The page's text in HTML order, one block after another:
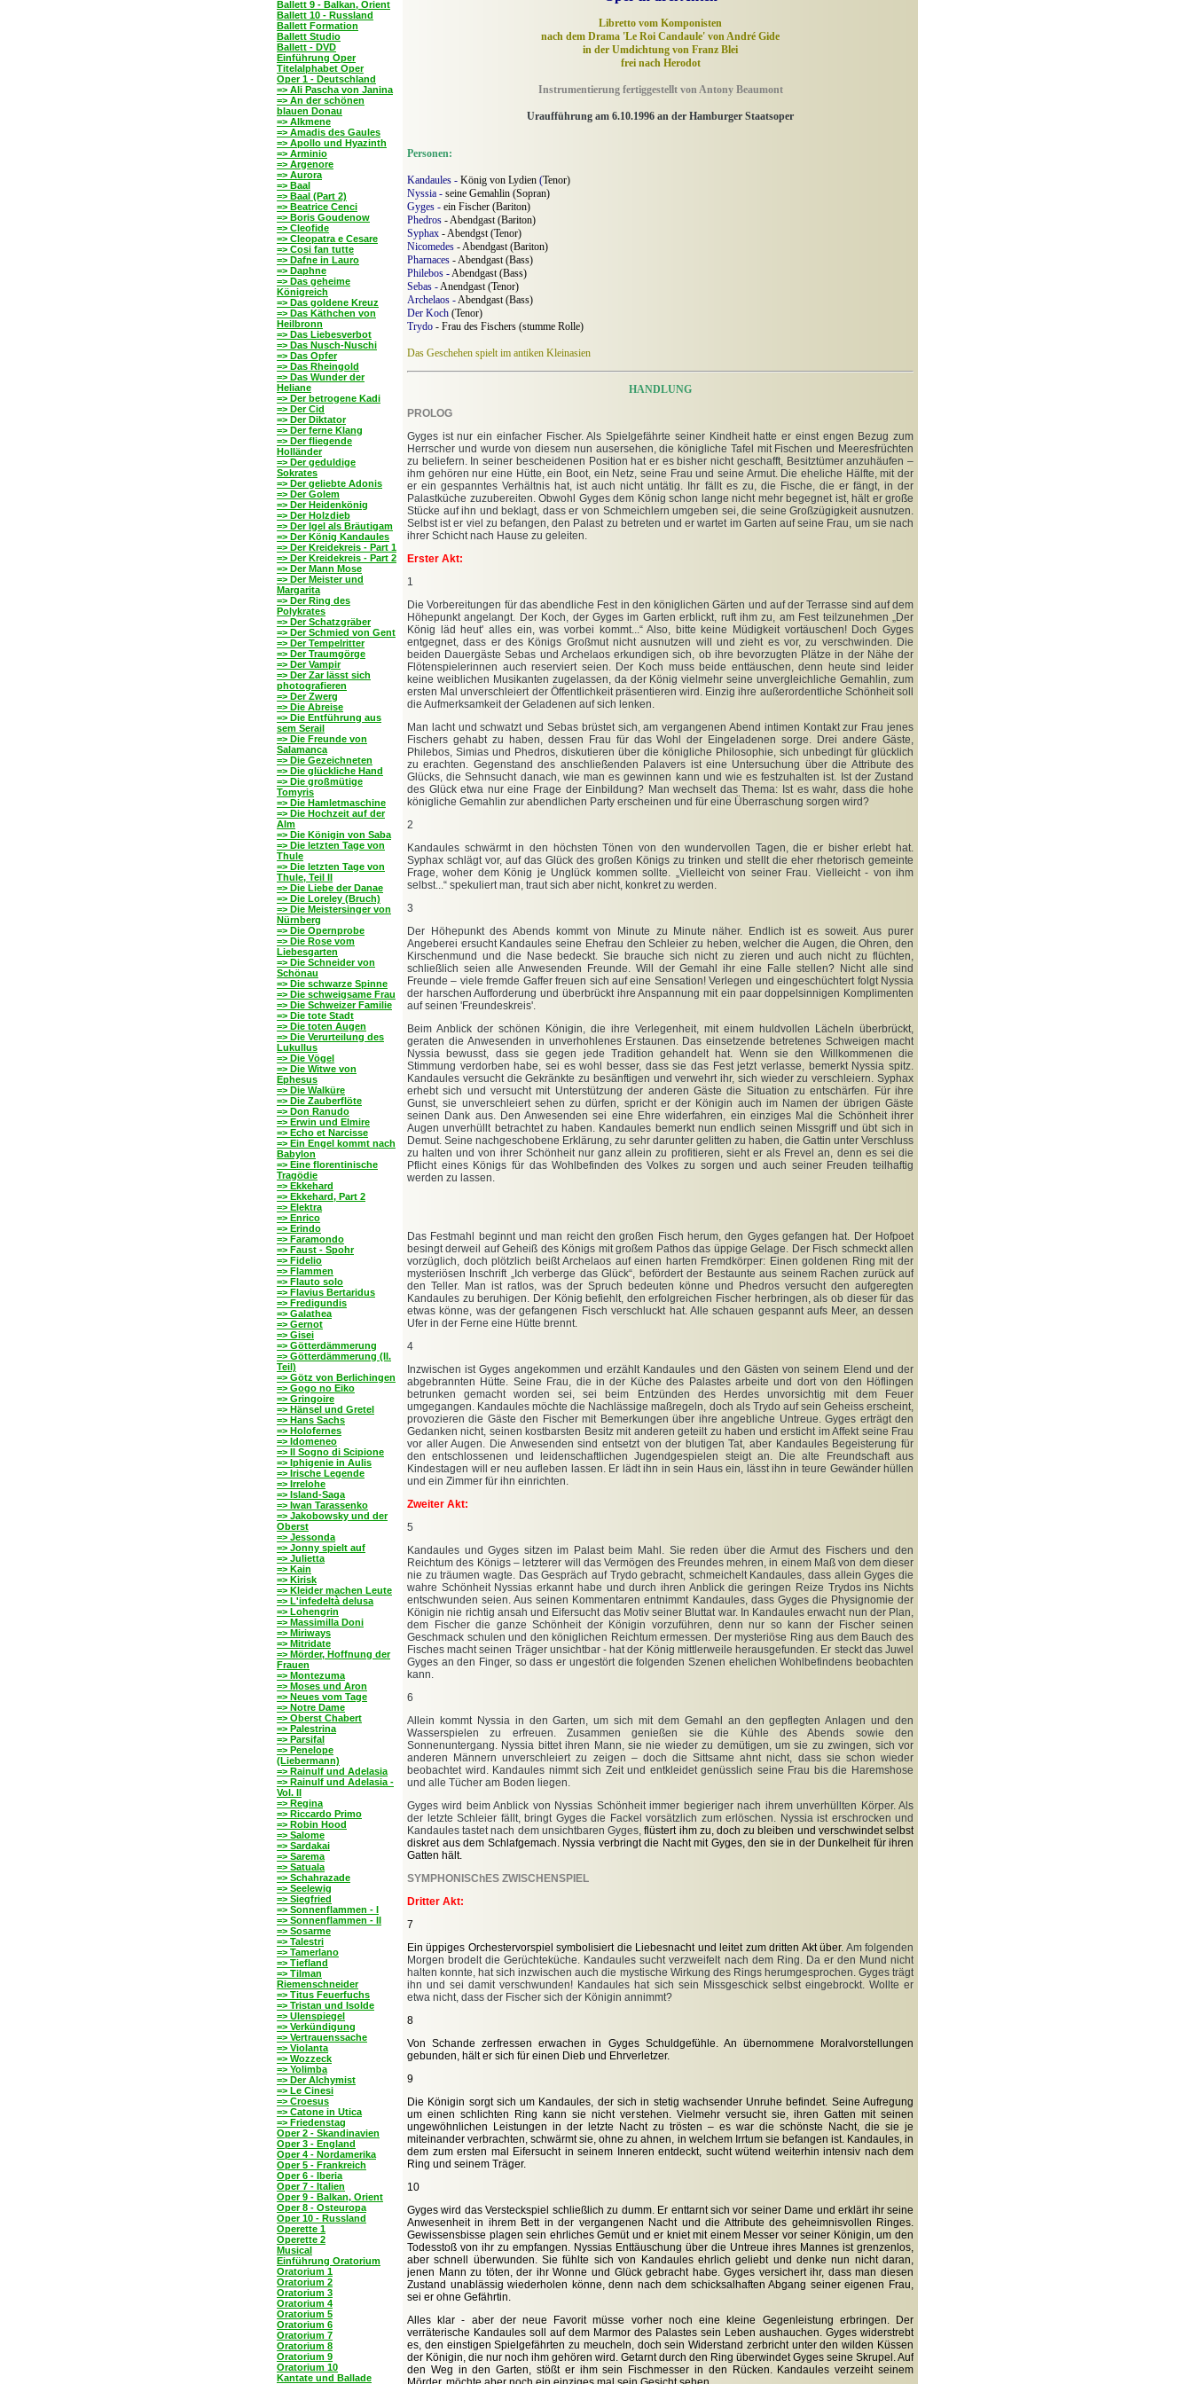
Ballett 9 - Balkan, Orient
Ballett 10 - Russland
Ballett Formation
Ballett Studio
Ballett - DVD
Einführung Oper
Titelalphabet Oper
Oper 1 - Deutschland
=> Ali Pascha von Janina
=> An der schönen
blauen Donau
=> Alkmene
=> Amadis des Gaules
=> Apollo und Hyazinth
=> Arminio
=> Argenore
=> Aurora
=> Baal
=> Baal (Part 2)
=> Beatrice Cenci
=> Boris Goudenow
=> Cleofide
=> Cleopatra e Cesare
=> Cosi fan tutte
=> Dafne in Lauro
=> Daphne
=> Das geheime
Königreich
=> Das goldene Kreuz
=> Das Käthchen von
Heilbronn
=> Das Liebesverbot
=> Das Nusch-Nuschi
=> Das Opfer
=> Das Rheingold
=> Das Wunder der
Heliane
=> Der betrogene Kadi
=> Der Cid
=> Der Diktator
=> Der ferne Klang
=> Der fliegende
Holländer
=> Der geduldige
Sokrates
=> Der geliebte Adonis
=> Der Golem
=> Der Heidenkönig
=> Der Holzdieb
=> Der Igel als Bräutigam
=> Der König Kandaules
=> Der Kreidekreis - Part 1
=> Der Kreidekreis - Part 2
=> Der Mann Mose
=> Der Meister und
Margarita
=> Der Ring des
Polykrates
=> Der Schatzgräber
=> Der Schmied von Gent
=> Der Tempelritter
=> Der Traumgörge
=> Der Vampir
=> Der Zar lässt sich
photografieren
=> Der Zwerg
=> Die Abreise
=> Die Entführung aus
sem Serail
=> Die Freunde von
Salamanca
=> Die Gezeichneten
=> Die glückliche Hand
=> Die großmütige
Tomyris
=> Die Hamletmaschine
=> Die Hochzeit auf der
Alm
=> Die Königin von Saba
=> Die letzten Tage von
Thule
=> Die letzten Tage von
Thule, Teil II
=> Die Liebe der Danae
=> Die Loreley (Bruch)
=> Die Meistersinger von
Nürnberg
=> Die Opernprobe
=> Die Rose vom
Liebesgarten
=> Die Schneider von
Schönau
=> Die schwarze Spinne
=> Die schweigsame Frau
=> Die Schweizer Familie
=> Die tote Stadt
=> Die toten Augen
=> Die Verurteilung des
Lukullus
=> Die Vögel
=> Die Witwe von
Ephesus
=> Die Walküre
=> Die Zauberflöte
=> Don Ranudo
=> Erwin und Elmire
=> Echo et Narcisse
=> Ein Engel kommt nach
Babylon
=> Eine florentinische
Tragödie
=> Ekkehard
=> Ekkehard, Part 2
=> Elektra
=> Enrico
=> Erindo
=> Faramondo
=> Faust - Spohr
=> Fidelio
=> Flammen
=> Flauto solo
=> Flavius Bertaridus
=> Fredigundis
=> Galathea
=> Gernot
=> Gisei
=> Götterdämmerung
=> Götterdämmerung (II.
Teil)
=> Götz von Berlichingen
=> Gogo no Eiko
=> Gringoire
=> Hänsel und Gretel
=> Hans Sachs
=> Holofernes
=> Idomeneo
=> Il Sogno di Scipione
=> Iphigenie in Aulis
=> Irische Legende
=> Irrelohe
=> Island-Saga
=> Iwan Tarassenko
=> Jakobowsky und der
Oberst
=> Jessonda
=> Jonny spielt auf
=> Julietta
=> Kain
=> Kirisk
=> Kleider machen Leute
=> L'infedeltà delusa
=> Lohengrin
=> Massimilla Doni
=> Miriways
=> Mitridate
=> Mörder, Hoffnung der
Frauen
=> Montezuma
=> Moses und Aron
=> Neues vom Tage
=> Notre Dame
=> Oberst Chabert
=> Palestrina
=> Parsifal
=> Penelope
(Liebermann)
=> Rainulf und Adelasia
=> Rainulf und Adelasia -
Vol. II
=> Regina
=> Riccardo Primo
=> Robin Hood
=> Salome
=> Sardakai
=> Sarema
=> Satuala
=> Schahrazade
=> Seelewig
=> Siegfried
=> Sonnenflammen - I
=> Sonnenflammen - II
=> Sosarme
=> Talestri
=> Tamerlano
=> Tiefland
=> Tilman
Riemenschneider
=> Titus Feuerfuchs
=> Tristan und Isolde
=> Ulenspiegel
=> Verkündigung
=> Vertrauenssache
=> Violanta
=> Wozzeck
=> Yolimba
=> Der Alchymist
=> Le Cinesi
=> Croesus
=> Catone in Utica
=> Friedenstag
Oper 2 - Skandinavien
Oper 3 - England
Oper 4 - Nordamerika
Oper 5 - Frankreich
Oper 6 - Iberia
Oper 7 - Italien
Oper 9 - Balkan, Orient
Oper 8 - Osteuropa
Oper 10 - Russland
Operette 1
Operette 2
Musical
Einführung Oratorium
Oratorium 1
Oratorium 2
Oratorium 3
Oratorium 4
Oratorium 5
Oratorium 6
Oratorium 7
Oratorium 8
Oratorium 9
Oratorium 10
Kantate und Ballade
Libretto vom Komponisten
nach dem Drama 'Le Roi Candaule' von André Gide
in der Umdichtung von Franz Blei
frei nach Herodot
Instrumentierung fertiggestellt von Antony Beaumont
Uraufführung am 6.10.1996 an der Hamburger Staatsoper
Personen:
Kandaules - König von Lydien (Tenor)
Nyssia - seine Gemahlin (Sopran)
Gyges - ein Fischer (Bariton)
Phedros - Abendgast (Bariton)
Syphax - Abendgst(Tenor)
Nicomedes - Abendgast (Bariton)
Pharnaces - Abendgast (Bass)
Philebos -Abendgast(Bass)
Sebas -Anendgast (Tenor)
Archelaos -Abendgast (Bass)
Der Koch (Tenor)
Trydo - Frau des Fischers (stumme Rolle)
Das Geschehen spielt im antiken Kleinasien
HANDLUNG
PROLOG
Gyges ist nur ein einfacher Fischer. Als Spielgefährte seiner Kindheit hatte er einst engen Bezug zum
Herrscher und wurde von diesem nun ausersehen, die königliche Tafel mit Fischen und Meeresfrüchten
zu beliefern. In seiner bescheidenen Position hat er es bisher nicht geschafft, Besitztümer anzuhäufen –
ihm gehören nur eine Hütte, ein Boot, ein Netz, seine Frau und seine Armut. Die eheliche Hälfte, mit der
er ein gespanntes Verhältnis hat, ist auch nicht untätig. Ihr fällt es zu, die Fische, die er fängt, in der
Palastküche zuzubereiten. Obwohl Gyges dem König schon lange nicht mehr begegnet ist, hält er große
Stücke auf ihn und beklagt, dass er von Schmeichlern umgeben sei, die seine Großzügigkeit ausnutzen.
Selbst ist er viel zu befangen, den Palast zu betreten und er wartet im Garten auf seine Frau, um sie nach
ihrer Schicht nach Hause zu geleiten.
Erster Akt:
1
Die Vorbereitungen für das abendliche Fest in den königlichen Gärten und auf der Terrasse sind auf dem
Höhepunkt angelangt. Der Koch, der Gyges im Garten erblickt, ruft ihm zu, am Fest teilzunehmen „Der
König läd heut' alles ein, was vorbei kommt...“ Also, bitte keine Müdigkeit vortäuschen! Doch Gyges
entgegnet, dass er des Königs Großmut nicht ausnutzen will und zieht es vor, zu verschwinden. Die
beiden Dauergäste Sebas und Archelaos erkundigen sich, ob ihre bevorzugten Plätze in der Nähe der
Flötenspielerinnen auch reserviert seien. Der Koch muss beide enttäuschen, denn heute sind leider
keine weiblichen Musikanten zugelassen, da der König vielmehr seine unvergleichliche Gemahlin, zum
ersten Mal unverschleiert der Öffentlichkeit präsentieren wird. Einzig ihre außerordentliche Schönheit soll
die Aufmerksamkeit der Geladenen auf sich lenken.
Man lacht und schwatzt und Sebas brüstet sich, am vergangenen Abend intimen Kontakt zur Frau jenes
Fischers gehabt zu haben, dessen Frau für das Wohl der Eingeladenen sorge. Drei andere Gäste,
Philebos, Simias und Phedros, diskutieren über die königliche Philosophie, sich unbedingt für glücklich
zu erachten. Gegenstand des anschließenden Palavers ist eine Untersuchung über die Attribute des
Glücks, die Sehnsucht danach, wie man es gewinnen kann und wie es festzuhalten ist. Ist der Zustand
des Glück etwa nur eine Frage der Einbildung? Man wechselt das Thema: Ist es wahr, dass die hohe
königliche Gemahlin zur abendlichen Party erscheinen und für eine Überraschung sorgen wird?
2
Kandaules schwärmt in den höchsten Tönen von den wundervollen Tagen, die er bisher erlebt hat.
Syphax schlägt vor, auf das Glück des großen Königs zu trinken und stellt die eher rhetorisch gemeinte
Frage, woher dem König je Unglück kommen sollte. „Vielleicht von seiner Frau. Vielleicht - von ihm
selbst...“ spekuliert man, traut sich aber nicht, konkret zu werden.
3
Der Höhepunkt des Abends kommt von Minute zu Minute näher. Endlich ist es soweit. Aus purer
Angeberei ersucht Kandaules seine Ehefrau den Schleier zu heben, welcher die Augen, die Ohren, den
Kirschenmund und die Nase bedeckt. Sie brauche sich nicht zu zieren und auch nicht zu flüchten,
schließlich seien alle Anwesenden Freunde. Will der Gemahl ihr eine Falle stellen? Nicht alle sind
Freunde – viele fremde Gaffer freuen sich auf eine Sensation! Verlegen und eingeschüchtert folgt Nyssia
der harschen Aufforderung und überbrückt ihre Anspannung mit ein paar doppelsinnigen Komplimenten
auf seinen 'Freundeskreis'.
Beim Anblick der schönen Königin, die ihre Verlegenheit, mit einem huldvollen Lächeln überbrückt,
geraten die Anwesenden in unverhohlenes Erstaunen. Das einsetzende betretenes Schweigen macht
Nyssia bewusst, dass sie gegen jede Tradition gehandelt hat. Wenn sie den Willkommenen die
Stimmung verdorben habe, sei es wohl besser, dass sie das Fest jetzt verlasse, bemerkt Nyssia spitz.
Kandaules versucht die Gekränkte zu besänftigen und verwehrt ihr, sich wieder zu verschleiern. Syphax
erhebt sich und versucht mit Unterstützung der anderen Gäste die Situation zu entschärfen. Für ihre
Gunst, sie unverschleiert sehen zu dürfen, spricht er der Königin auch im Namen der übrigen Gäste
seinen Dank aus. Den Anwesenden sei eine Ehre widerfahren, ein einziges Mal die Schönheit ihrer
Augen unverhüllt betrachtet zu haben. Kandaules bemerkt nun endlich seinen Missgriff und übt sich in
Demut. Seine nachgeschobene Erklärung, zu sehr darunter gelitten zu haben, die Gattin unter Verschluss
zu halten und von ihrer Schönheit nur ganz allein zu profitieren, sieht er als Frevel an, denn es sei die
Pflicht eines Königs für das Wohlbefinden des Volkes zu sorgen und auch seiner Freuden teilhaftig
werden zu lassen.
Das Festmahl beginnt und man reicht den großen Fisch herum, den Gyges gefangen hat. Der Hofpoet
besingt derweil auf Geheiß des Königs mit großem Pathos das üppige Gelage. Der Fisch schmeckt allen
vorzüglich, doch plötzlich beißt Archelaos auf einen harten Fremdkörper: Einen goldenen Ring mit der
mysteriösen Inschrift „Ich verberge das Glück“, befördert der Bestaunte aus seinem Rachen zurück auf
den Teller. Man ist ratlos, was der Spruch bedeuten könne und Phedros versucht den aufgeregten
Kandaules zu beruhigen. Der König befiehlt, den erfolgreichen Fischer herbringen, als ob dieser für das
etwas könne, was der gefangenen Fisch verschluckt hat. Alle schauen gespannt aufs Meer, an dessen
Ufer in der Ferne eine Hütte brennt.
4
Inzwischen ist Gyges angekommen und erzählt Kandaules und den Gästen von seinem Elend und der
abgebrannten Hütte. Seine Frau, die in der Küche des Palastes arbeite und dort von den Höflingen
betrunken gemacht worden sei, sei beim Entzünden des Herdes unvorsichtig mit dem Feuer
umgegangen. Kandaules möchte die Nachlässige maßregeln, doch als Trydo auf sein Geheiss erscheint,
provozieren die Gäste den Fischer mit Bemerkungen über ihre angebliche Untreue. Gyges erträgt den
Gedanken nicht, seinen kostbarsten Besitz mit anderen geteilt zu haben und ersticht im Affekt seine Frau
vor aller Augen. Die Anwesenden sind entsetzt von der blutigen Tat, aber Kandaules Begeisterung für
den entschlossenen und leidenschaftlichen Jugendgespielen steigt an. Die alte Freundschaft aus
Kindestagen will er neu aufleben lassen. Er lädt ihn in sein Haus ein, lässt ihn in teure Gewänder hüllen
und ein Zimmer für ihn einrichten.
Zweiter Akt:
5
Kandaules und Gyges sitzen im Palast beim Mahl. Sie reden über die Armut des Fischers und den
Reichtum des Königs – letzterer will das Vermögen des Freundes mehren, in einem Maß von dem dieser
nie zu träumen wagte. Das Gespräch auf Trydo gebracht, schmeichelt Kandaules, dass allein Gyges die
wahre Schönheit Nyssias erkannt habe und durch ihren Anblick die geringen Reize Trydos ins Nichts
entschwunden seien. Aus seinen Kommentaren entnimmt Kandaules, dass Gyges die Physignomie der
Königin nie richtig ansah und Eifersucht das Motiv seiner Bluttat war. In Kandaules erwacht nun der Plan,
dem Fischer die ganze Schönheit der Königin vorzuführen, denn nur so kann der Fischer seinen
Geschmack schulen und den königlichen Reichtum ermessen. Der mysteriöse Ring aus dem Bauch des
Fisches macht seinen Träger unsichtbar - hat der König mittlerweile herausgefunden. Er steckt das Juwel
Gyges an den Finger, so dass er ungestört die folgenden Szenen ehelichen Wohlbefindens beobachten
kann.
6
Allein kommt Nyssia in den Garten, um sich mit dem Gemahl an den gepflegten Anlagen und den
Wasserspielen zu erfreuen. Zusammen genießen sie die Kühle des Abends sowie den
Sonnenuntergang. Nyssia bittet ihren Mann, sie nie wieder zu demütigen, um sie zu zwingen, sich vor
anderen Männern unverschleiert zu zeigen – doch die Sittsame ahnt nicht, dass sie schon wieder
beobachtet wird. Kandaules nimmt sich Zeit und entkleidet genüsslich seine Frau bis die Haremshose
und alle Tücher am Boden liegen.
Gyges wird beim Anblick von Nyssias Schönheit immer begieriger nach ihrem unverhüllten Körper. Als
der letzte Schleier fällt, bringt Gyges die Fackel vorsätzlich zum erlöschen. Nyssia ist erschrocken und
Kandaules tastet nach dem unsichtbaren Gyges,flüstert ihm zu, doch zu bleiben und verschwindet selbst
diskret aus dem Schlafgemach. Nyssia verbringt die Nacht mit Gyges, den sie in der Dunkelheit für ihren
Gatten hält.
SYMPHONISChES ZWISCHENSPIEL
Dritter Akt:
7
Ein üppiges Orchestervorspiel symbolisiert die Liebesnacht und leitet zum dritten Akt über. Am folgenden
Morgen brodelt die Gerüchteküche. Kandaules sucht verzweifelt nach dem Ring. Da er den Mund nicht
halten konnte, hat sich inzwischen auch die mystische Wirkung des Rings herumgesprochen. Gyges trägt
ihn und sei damit verschwunden! Kandaules hat sich sein Missgeschick selbst eingebrockt. Wollte er
etwa nicht, dass der Fischer sich der Königin annimmt?
8
Von Schande zerfressen erwachen in Gyges Schuldgefühle. An übernommene Moralvorstellungen
gebunden, hält er sich für einen Dieb und Ehrverletzer.
9
Die Königin sorgt sich um Kandaules, der sich in stetig wachsender Unruhe befindet. Seine Aufregung
um einen schlichten Ring kann sie nicht verstehen. Vielmehr versucht sie, ihren Gatten mit seinen
ungewöhnlichen Leistungen in der letzte Nacht zu trösten – es war die schönste Nacht, die sie je
miteinander verbrachten, schwärmt sie, ohne zu ahnen, in welchem Irrtum sie befangen ist. Kandaules, in
dem zum ersten mal Eifersucht in seinem Inneren entdeckt, sucht wütend weiterhin intensiv nach dem
Ring und seinem Träger.
10
Gyges wird das Versteckspiel schließlich zu dumm. Er enttarnt sich vor seiner Dame und erklärt ihr seine
Anwesenheit in ihrem Bett in der vergangenen Nacht und die Attribute des geheimnisvollen Ringes.
Gewissensbisse plagen sein ehrliches Gemüt und er kniet mit einem Messer vor seiner Königin, um den
Todesstoß von ihr zu empfangen. Nyssias Enttäuschung über die Untreue ihres Mannes ist grenzenlos,
aber schnell überwunden. Sie fühlte sich von Kandaules ehrlich geliebt und denke nun nicht daran,
jenen Mann zu töten, der ihr Wonne und Glück gebracht habe. Gyges versichert ihr, dass man diesen
Zustand unablässig wiederholen könne, denn nach dem schicksalhaften Abgang seiner eigenen Frau,
sei er ohne Gefährtin.
Alles klar - aber der neue Favorit müsse vorher noch eine kleine Gegenleistung erbringen. Der
verräterische Kandaules soll auf dem Marmor des Palastes sein Leben aushauchen. Gyges widerstrebt
es, den einstigen Spielgefährten zu meucheln, doch sein Widerstand zerbricht unter den wilden Küssen
der Königin, die nur noch ihm gehören wird. Getarnt durch den Ring überwindet Gyges seine Skrupel. Auf
den Weg in den Garten, stößt er ihm sein Fischmesser in den Rücken. Kandaules verzeiht seinem